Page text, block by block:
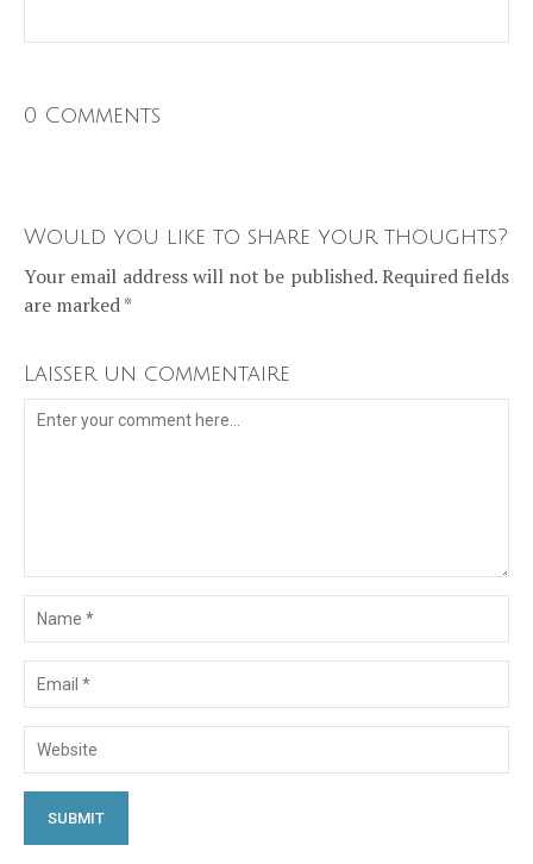
0 Comments
Would you like to share your thoughts?
Your email address will not be published. Required fields
are marked *
Laisser un commentaire